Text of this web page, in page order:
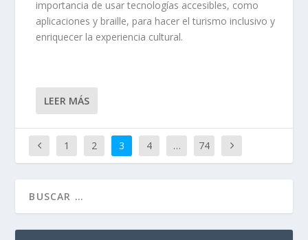
importancia de usar tecnologías accesibles, como
aplicaciones y braille, para hacer el turismo inclusivo y
enriquecer la experiencia cultural.
LEER MÁS
1 2 3 4 … 74